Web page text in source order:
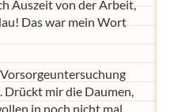
Auszeit von der Arbeit,
Das war mein Wort
Drückt mir die Daumen,
in noch nicht mal